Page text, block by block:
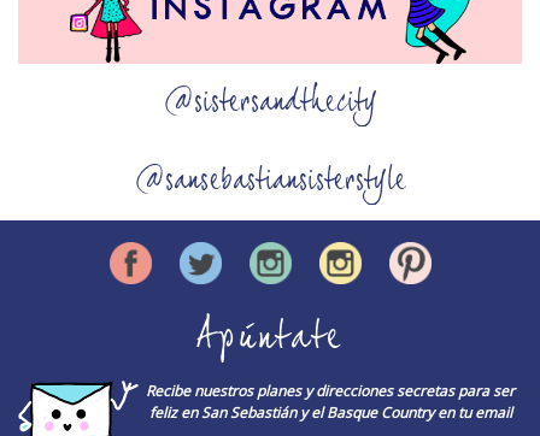
@sistersandthecity
@sansebastiansisterstyle
Apúntate
Recibe nuestros planes y direcciones secretas para ser
feliz en San Sebastián y el Basque Country en tu email